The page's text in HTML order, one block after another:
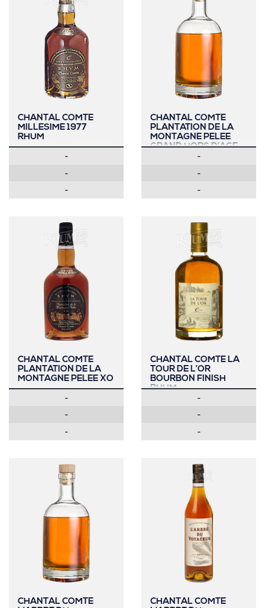
CHANTAL COMTE
MILLESIME 1977
RHUM
-
-
-
CHANTAL COMTE
PLANTATION DE LA
MONTAGNE PELEE
GRAND HORS D’AGE
-
-
-
CHANTAL COMTE
PLANTATION DE LA
MONTAGNE PELEE XO
-
-
-
CHANTAL COMTE LA
TOUR DE L’OR
BOURBON FINISH
RHUM
-
-
-
CHANTAL COMTE
CHANTAL COMTE